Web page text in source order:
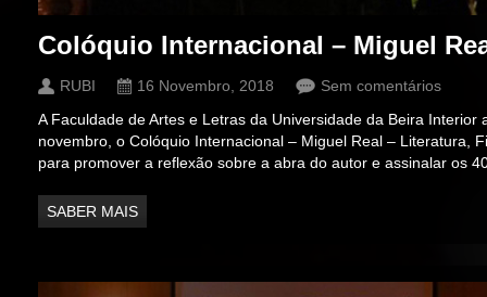
Colóquio Internacional – Miguel
RUBI 16 Novembro, 2018
Sem comentários
A Faculdade de Artes e Letras da Universidade da Beira Interior
novembro, o Colóquio Internacional – Miguel Real – Literatura,
para promover a reflexão sobre a abra do autor e assinalar os
SABER MAIS